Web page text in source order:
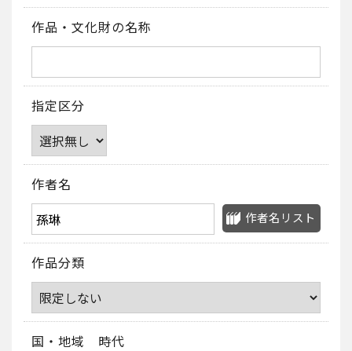
作品・文化財の名称
指定区分
作者名
作者名リスト
作品分類
国・地域 時代